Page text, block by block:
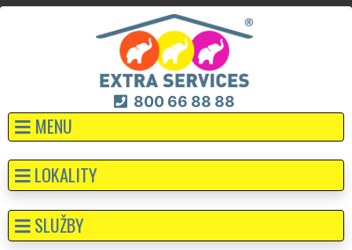
800 66 88 88
MENU
LOKALITY
SLUŽBY